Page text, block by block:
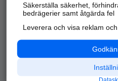
Alla kategorier
API & Kartor
Säkerställa säkerhet,
bedrägerier samt åtgärda fel
Leverera och visa reklam